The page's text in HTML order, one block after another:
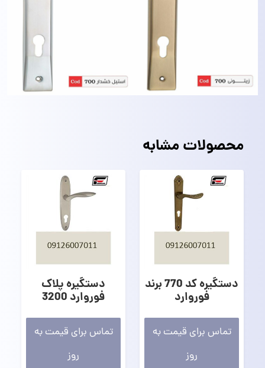
محصولات مشابه
دستگیره کد 770 برند
فوروارد
تماس برای قیمت به
روز
دستگیره پلاک
فوروارد 3200
تماس برای قیمت به
روز